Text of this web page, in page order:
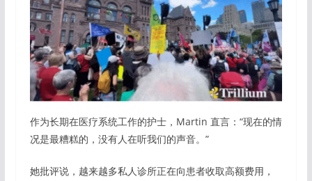
作为长期在医疗系统工作的护士，Martin 直言：“现在的情
况是最糟糕的，没有人在听我们的声音。”
她批评说，越来越多私人诊所正在向患者收取高额费用，